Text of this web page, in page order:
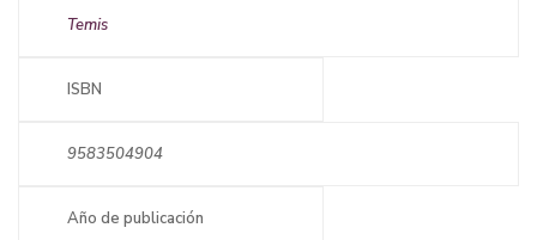
Temis
ISBN
9583504904
Año de publicación